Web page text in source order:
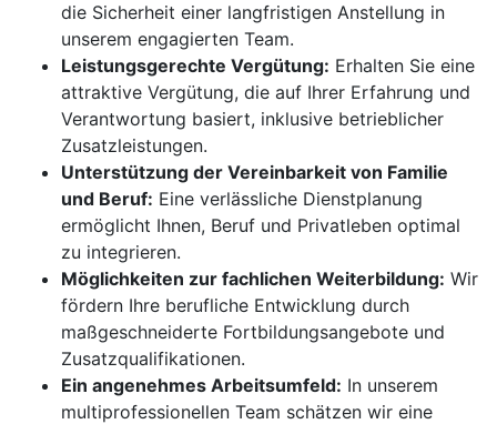
die Sicherheit einer langfristigen Anstellung in
unserem engagierten Team.
Leistungsgerechte Vergütung: Erhalten Sie eine
attraktive Vergütung, die auf Ihrer Erfahrung und
Verantwortung basiert, inklusive betrieblicher
Zusatzleistungen.
Unterstützung der Vereinbarkeit von Familie
und Beruf: Eine verlässliche Dienstplanung
ermöglicht Ihnen, Beruf und Privatleben optimal
zu integrieren.
Möglichkeiten zur fachlichen Weiterbildung: Wir
fördern Ihre berufliche Entwicklung durch
maßgeschneiderte Fortbildungsangebote und
Zusatzqualifikationen.
Ein angenehmes Arbeitsumfeld: In unserem
multiprofessionellen Team schätzen wir eine